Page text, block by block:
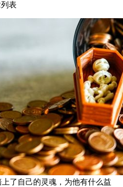
表
了自己的灵魂，为他有什么益